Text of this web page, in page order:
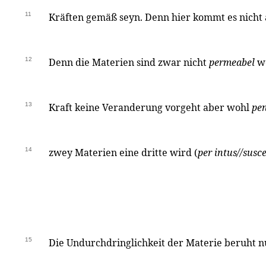
11 Kräften gemäß seyn. Denn hier kommt es
12 Denn die Materien sind zwar nichtpermeabel
13 Kraft keine Veranderung vorgeht aber wohl
14 zwey Materien eine dritte wird (per intus//
15 Die Undurchdringlichkeit der Materie beruht